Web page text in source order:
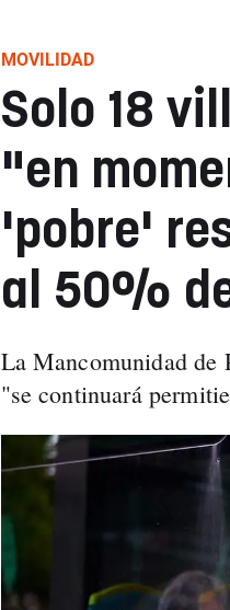
MOVILIDAD
Solo 18
"en
'pobre'
al 50%
La Mancomunidad de
"se continuará